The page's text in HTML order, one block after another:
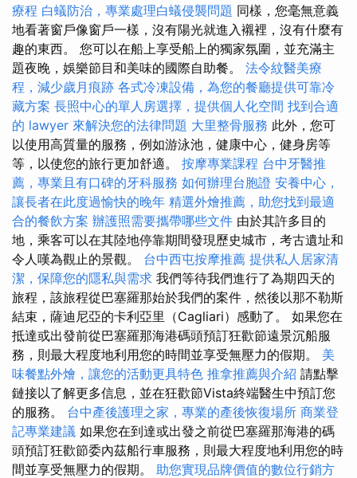
療程 白蟻防治，專業處理白蟻侵襲問題 同樣，您毫無意義
地看著窗戶像窗戶一樣，沒有陽光就進入襯裡，沒有什麼有
趣的東西。 您可以在船上享受船上的獨家氛圍，並充滿主
題夜晚，娛樂節目和美味的國際自助餐。 法令紋醫美療
程，減少歲月痕跡 各式冷凍設備，為您的餐廳提供可靠冷
藏方案 長照中心的單人房選擇，提供個人化空間 找到合適
的 lawyer 來解決您的法律問題 大里整骨服務 此外，您可
以使用高質量的服務，例如游泳池，健康中心，健身房等
等，以使您的旅行更加舒適。 按摩專業課程 台中牙醫推
薦，專業且有口碑的牙科服務 如何辦理台胞證 安養中心，
讓長者在此度過愉快的晚年 精選外燴推薦，助您找到最適
合的餐飲方案 辦護照需要攜帶哪些文件 由於其許多目的
地，乘客可以在其陸地停靠期間發現歷史城市，考古遺址和
令人嘆為觀止的景觀。 台中西屯按摩推薦 提供私人居家清
潔，保障您的隱私與需求 我們等待我們進行了為期四天的
旅程，該旅程從巴塞羅那始於我們的案件，然後以那不勒斯
結束，薩迪尼亞的卡利亞里（Cagliari）感動了。 如果您在
抵達或出發前從巴塞羅那海港碼頭預訂狂歡節遠景沉船服
務，則最大程度地利用您的時間並享受無壓力的假期。 美
味餐點外燴，讓您的活動更具特色 推拿推薦與介紹 請點擊
鏈接以了解更多信息，並在狂歡節Vista終端醫生中預訂您
的服務。 台中產後護理之家，專業的產後恢復場所 商業登
記專業建議 如果您在到達或出發之前從巴塞羅那海港的碼
頭預訂狂歡節委內茲船行車服務，則最大程度地利用您的時
間並享受無壓力的假期。 助您實現品牌價值的數位行銷方